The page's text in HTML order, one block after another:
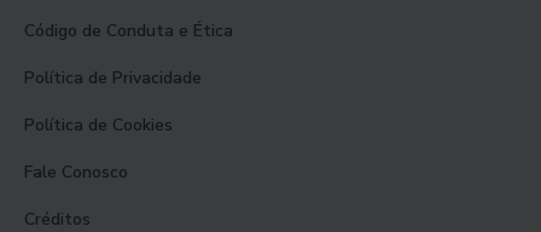
Código de Conduta e Ética
Política de Privacidade
Política de Cookies
Fale Conosco
Créditos